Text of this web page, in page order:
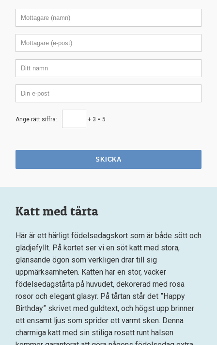
Ange rätt siffra: + 3 = 5
SKICKA
Katt med tårta
Här är ett härligt födelsedagskort som är både sött och
glädjefyllt. På kortet ser vi en söt katt med stora,
glänsande ögon som verkligen drar till sig
uppmärksamheten. Katten har en stor, vacker
födelsedagstårta på huvudet, dekorerad med rosa
rosor och elegant glasyr. På tårtan står det ”Happy
Birthday” skrivet med guldtext, och högst upp brinner
ett ensamt ljus som sprider ett varmt sken. Denna
charmiga katt med sin stiliga rosett runt halsen